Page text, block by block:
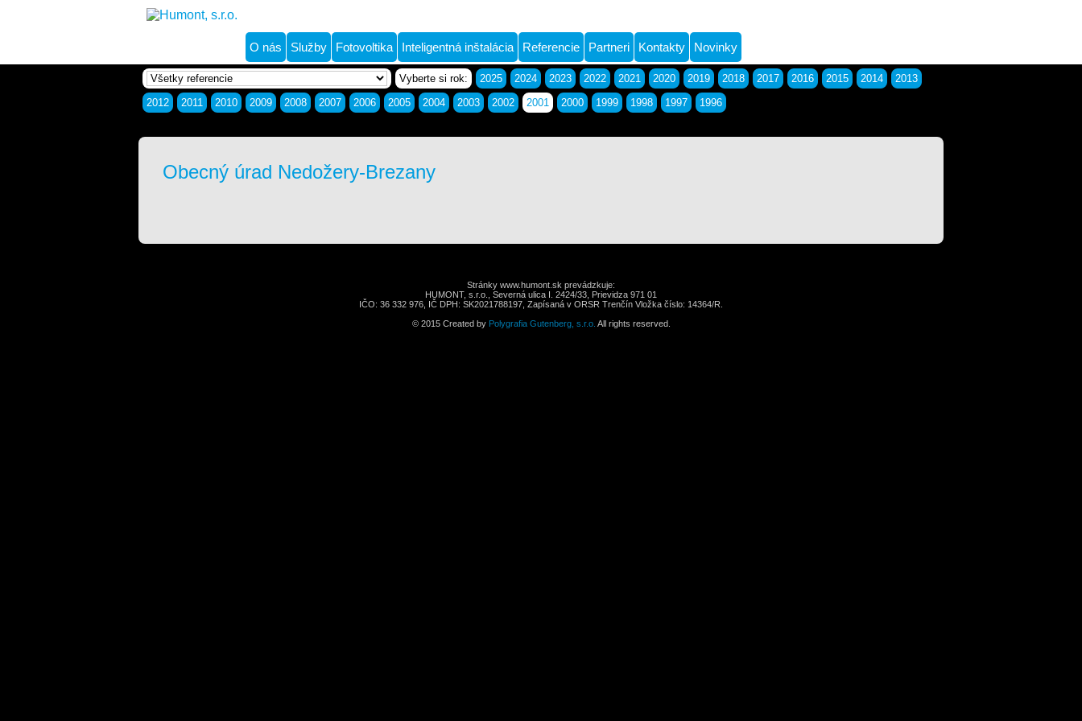
O nás Služby Fotovoltika Inteligentná inštalácia Referencie Partneri Kontakty Novinky
Vyberte si rok: 2025 2024 2023 2022 2021 2020 2019 2018 2017 2016 2015 2014
2013
2012
2011 2010 2009 2008 2007 2006 2005 2004 2003 2002 2001 2000 1999 1998 1997 1996
Obecný úrad Nedožery-Brezany
Stránky www.humont.sk prevádzkuje:
HUMONT, s.r.o., Severná ulica I. 2424/33, Prievidza 971 01
IČO: 36 332 976, IČ DPH: SK2021788197, Zapísaná v ORSR Trenčín Vložka číslo: 14364/R.
© 2015 Created by Polygrafia Gutenberg, s.r.o. All rights reserved.